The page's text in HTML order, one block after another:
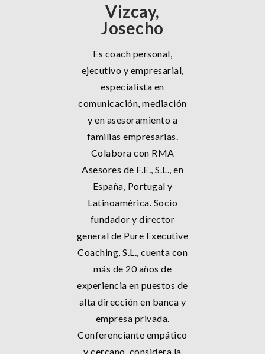
Vizcay,
Josecho
Es coach personal,
ejecutivo y empresarial,
especialista en
comunicación, mediación
y en asesoramiento a
familias empresarias.
Colabora con RMA
Asesores de F.E., S.L., en
España, Portugal y
Latinoamérica. Socio
fundador y director
general de Pure Executive
Coaching, S.L., cuenta con
más de 20 años de
experiencia en puestos de
alta dirección en banca y
empresa privada.
Conferenciante empático
y cercano, considera la